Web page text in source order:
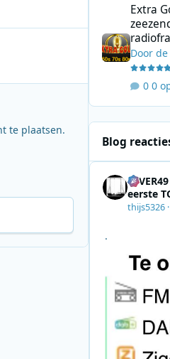
te plaatsen.
Extra
Door
0
Blog
eerste
thijs5326·
.